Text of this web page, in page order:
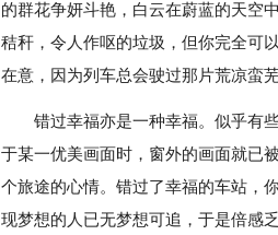
的群花争妍斗艳，白云在蔚蓝的天空
秸秆，令人作呕的垃圾，但你完全可
在意，因为列车总会驶过那片荒凉蛮芜
错过幸福亦是一种幸福。似乎有
于某一优美画面时，窗外的画面就已
个旅途的心情。错过了幸福的车站，
现梦想的人已无梦想可追，于是倍感